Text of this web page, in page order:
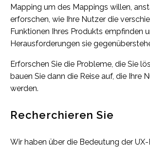
Mapping um des Mappings willen,
erforschen, wie Ihre Nutzer die
Funktionen Ihres Produkts empfinden
Herausforderungen sie
Erforschen Sie die Probleme, die Sie
bauen Sie dann die Reise auf, die Ihre
werden.
Recherchieren Sie
Wir haben über die Bedeutung der